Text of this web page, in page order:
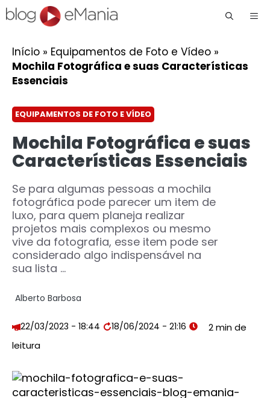
Início » Equipamentos de Foto e Vídeo »
Mochila Fotográfica e suas Características
Essenciais
EQUIPAMENTOS DE FOTO E VÍDEO
Mochila Fotográfica e suas
Características Essenciais
Se para algumas pessoas a mochila
fotográfica pode parecer um item de
luxo, para quem planeja realizar
projetos mais complexos ou mesmo
vive da fotografia, esse item pode ser
considerado algo indispensável na
sua lista ...
Alberto Barbosa
22/03/2023 - 18:44 18/06/2024 - 21:16